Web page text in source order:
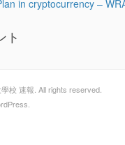
in cryptocurrency –
ト
校 速報. All rights reserved.